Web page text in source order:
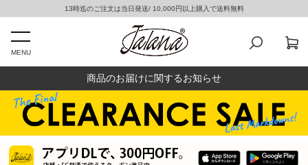
13時迄のご注文は当日発送/ 10,000円以上購入で送料無料
MENU
商品のお届けに関するお知らせ